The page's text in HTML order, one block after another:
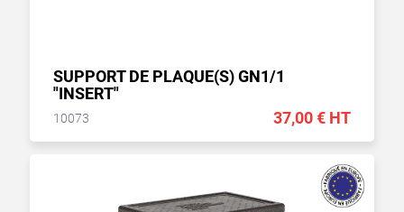
SUPPORT DE PLAQUE(S) GN1/1
"INSERT"
10073 37,00 € HT